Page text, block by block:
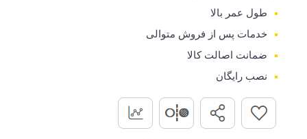
طول عمر بالا
خدمات پس از فروش متوالی
ضمانت اصالت کالا
نصب رایگان